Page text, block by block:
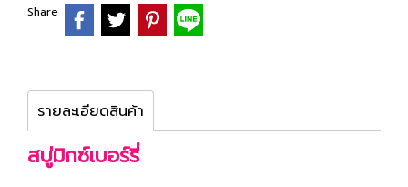
Share
รายละเอียดสินค้า
สบู่มิกซ์เบอร์รี่